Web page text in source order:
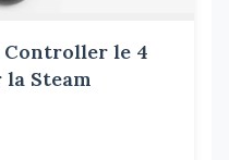
Controller le 4
Steam